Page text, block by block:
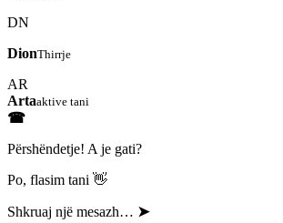
DN
DionThirrje
AR
Artaaktive tani
☎
Përshëndetje! A je gati?
Po, flasim tani 👋
Shkruaj një mesazh… ➤